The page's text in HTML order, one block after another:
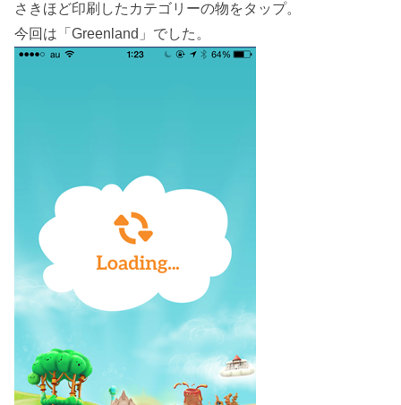
さきほど印刷したカテゴリーの物をタップ。
今回は「Greenland」でした。